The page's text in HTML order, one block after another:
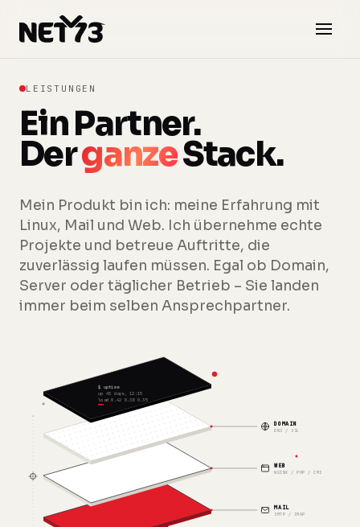
LEISTUNGEN
Ein Partner.
DerganzeStack.
Mein Produkt bin ich: meine Erfahrung mit
Linux, Mail und Web. Ich übernehme echte
Projekte und betreue Auftritte, die
zuverlässig laufen müssen. Egal ob Domain,
Server oder täglicher Betrieb – Sie landen
immer beim selben Ansprechpartner.
$ uptime
up 45 days, 12:15
load 0.42 0.38 0.35
DOMAIN
DNS / SSL
WEB
NGINX / PHP / CMS
MAIL
SMTP / IMAP